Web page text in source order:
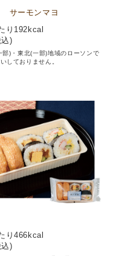
サーモンマヨ
り192kcal
込)
)・東北(一部)地域のローソンで
しておりません。
り466kcal
込)